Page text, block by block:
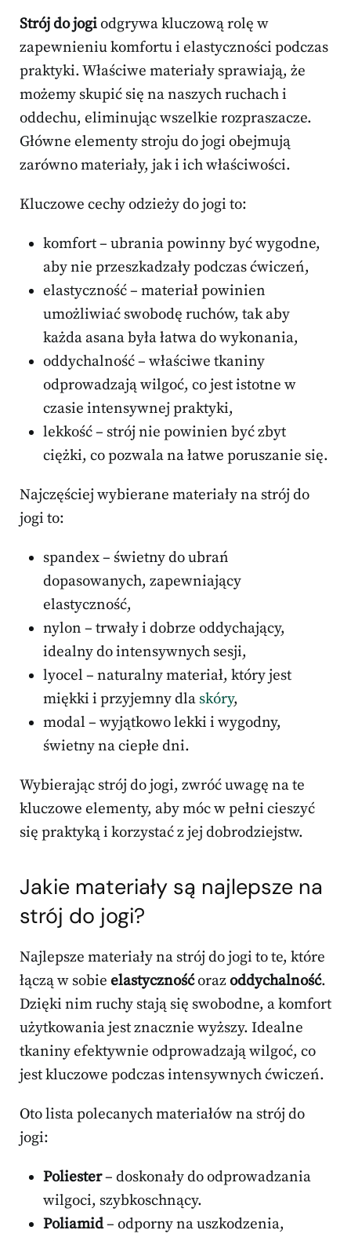
Strój do jogiodgrywa kluczową rolę w
zapewnieniu komfortu i elastyczności podczas
praktyki. Właściwe materiały sprawiają, że
możemy skupić się na naszych ruchach i
oddechu, eliminując wszelkie rozpraszacze.
Główne elementy stroju do jogi obejmują
zarówno materiały, jak i ich właściwości.
Kluczowe cechy odzieży do jogi to:
komfort – ubrania powinny być wygodne,
aby nie przeszkadzały podczas ćwiczeń,
elastyczność – materiał powinien
umożliwiać swobodę ruchów, tak aby
każda asana była łatwa do wykonania,
oddychalność – właściwe tkaniny
odprowadzają wilgoć, co jest istotne w
czasie intensywnej praktyki,
lekkość – strój nie powinien być zbyt
ciężki, co pozwala na łatwe poruszanie się.
Najczęściej wybierane materiały na strój do
jogi to:
spandex – świetny do ubrań
dopasowanych, zapewniający
elastyczność,
nylon – trwały i dobrze oddychający,
idealny do intensywnych sesji,
lyocel – naturalny materiał, który jest
miękki i przyjemny dla skóry,
modal – wyjątkowo lekki i wygodny,
świetny na ciepłe dni.
Wybierając strój do jogi, zwróć uwagę na te
kluczowe elementy, aby móc w pełni cieszyć
się praktyką i korzystać z jej dobrodziejstw.
Jakie materiały są najlepsze na
strój do jogi?
Najlepsze materiały na strój do jogi to te, które
łączą w sobie elastycznośćorazoddychalność.
Dzięki nim ruchy stają się swobodne, a komfort
użytkowania jest znacznie wyższy. Idealne
tkaniny efektywnie odprowadzają wilgoć, co
jest kluczowe podczas intensywnych ćwiczeń.
Oto lista polecanych materiałów na strój do
jogi:
Poliester– doskonały do odprowadzania
wilgoci, szybkoschnący.
Poliamid– odporny na uszkodzenia,